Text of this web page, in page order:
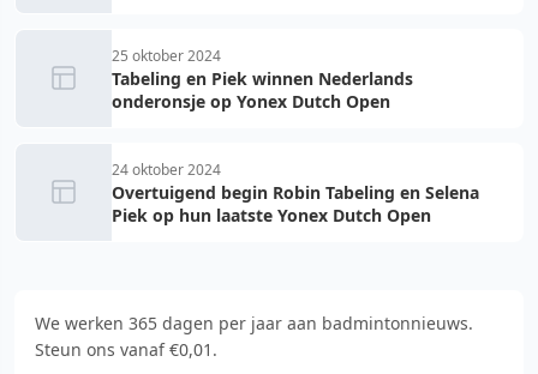
25 oktober 2024
Tabeling en Piek winnen Nederlands
onderonsje op Yonex Dutch Open
24 oktober 2024
Overtuigend begin Robin Tabeling en Selena
Piek op hun laatste Yonex Dutch Open
We werken 365 dagen per jaar aan badmintonnieuws.
Steun ons vanaf €0,01.